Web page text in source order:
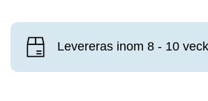
Levereras inom 8 - 10